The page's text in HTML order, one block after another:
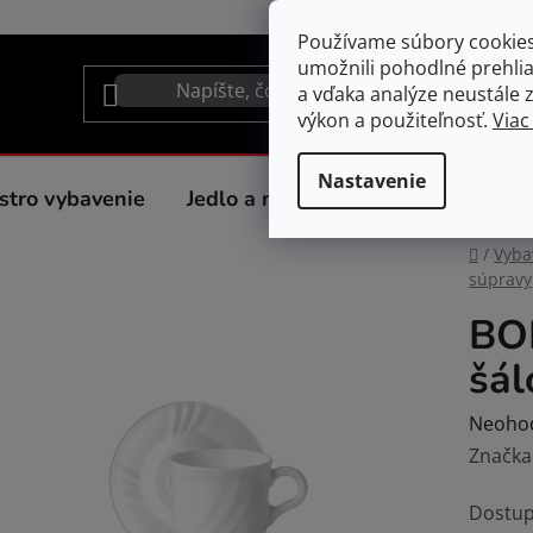
Používame súbory
umožnili pohodlné
a vďaka analýze neustále
výkon a použiteľnosť.
Nastavenie
vybavenie Jedlo a nápoje Spotrebiče do
Domov
/
súpravy
je